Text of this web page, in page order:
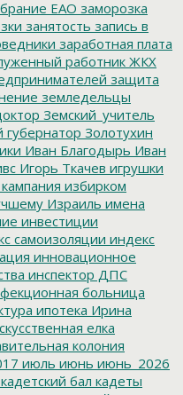
ЕАО заморозка
занятость запись в
заработная плата
работник ЖКХ
защита
земледельцы
Земский_учитель
губернатор Золотухин
Иван Благодырь Иван
Игорь Ткачев игрушки
избирком
Израиль имена
инвестиции
самоизоляции индекс
инновационное
инспектор ДПС
больница
ипотека Ирина
елка
колония
июль июнь июнь_2026
кадетский бал кадеты